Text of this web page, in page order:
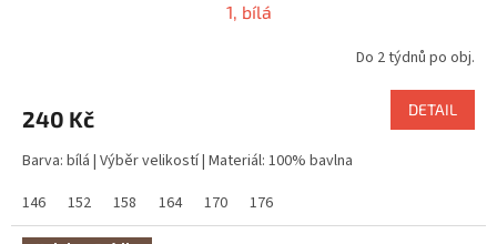
1, bílá
Do 2 týdnů po obj.
240 Kč DETAIL
Barva: bílá | Výběr velikostí | Materiál: 100% bavlna
146
152 158 164 170 176